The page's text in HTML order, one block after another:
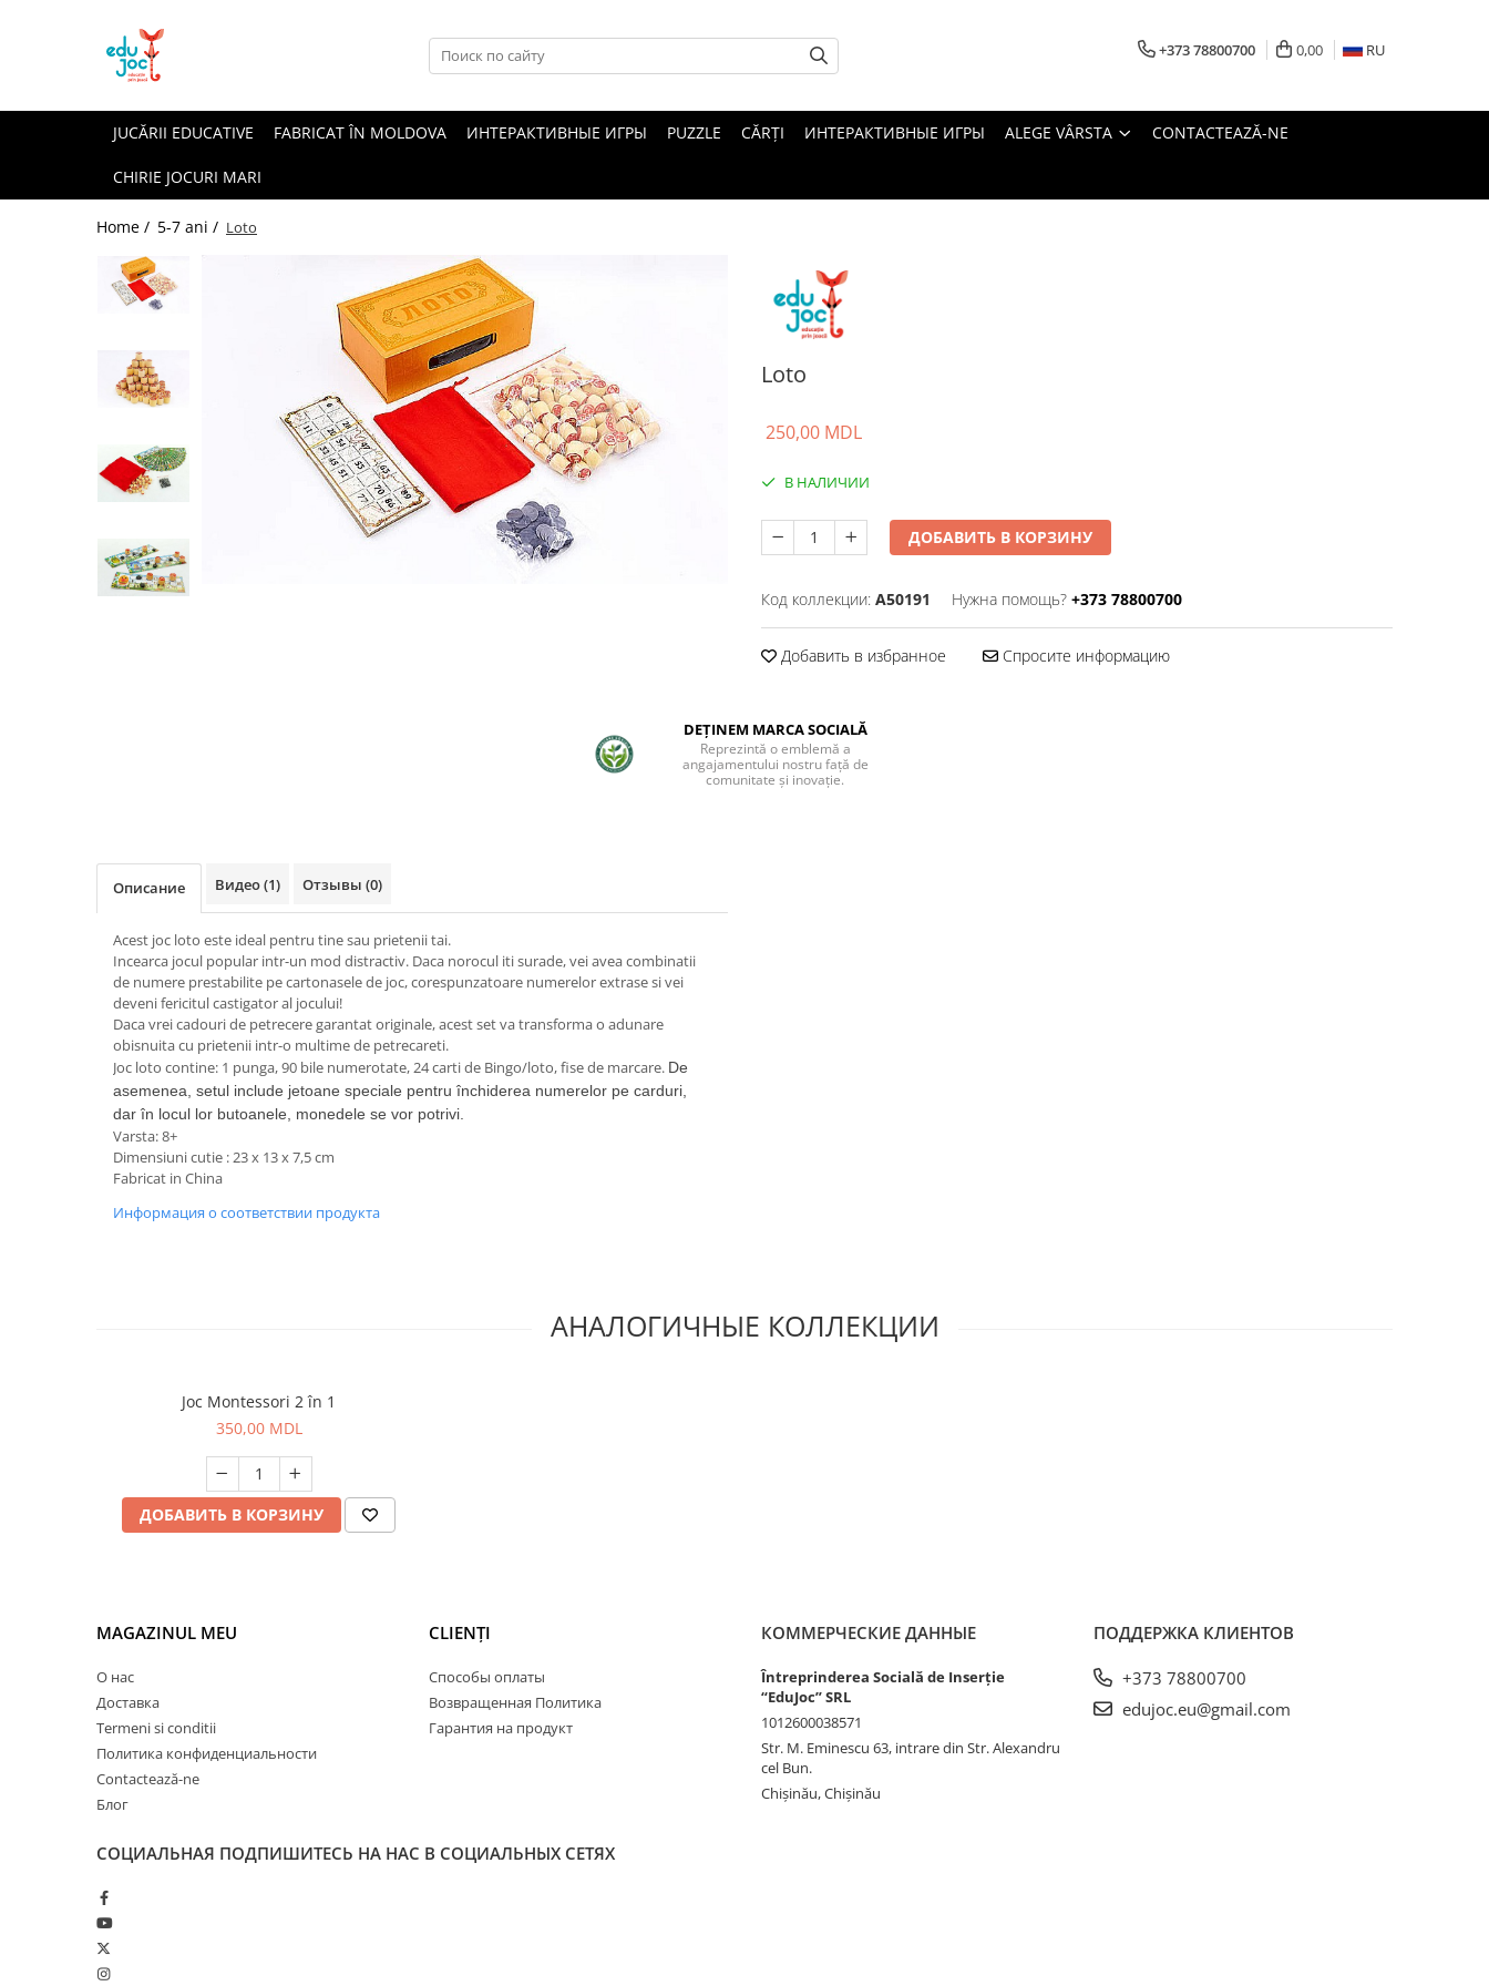
Alege Vârsta
+373 78800700 0,00 RU
JUCĂRII EDUCATIVE FABRICAT ÎN MOLDOVA ИНТЕРАКТИВНЫЕ ИГРЫ PUZZLE CĂRȚI ИНТЕРАКТИВНЫЕ ИГРЫ ALEGE VÂRSTA CONTACTEAZĂ-NE
CHIRIE JOCURI MARI
Home / 5-7 ani / Loto
Loto
250,00 MDL
В НАЛИЧИИ
ДОБАВИТЬ В КОРЗИНУ
Код коллекции: A50191 Нужна помощь? +373 78800700
Добавить в избранное Спросите информацию
DEȚINEM MARCA SOCIALĂ
Reprezintă o emblemă a
angajamentului nostru față de
comunitate și inovație.
Oписание Видео(1) Отзывы (0)
Acest joc loto este ideal pentru tine sau prietenii tai.
Incearca jocul popular intr-un mod distractiv. Daca norocul iti surade, vei avea combinatii
de numere prestabilite pe cartonasele de joc, corespunzatoare numerelor extrase si vei
deveni fericitul castigator al jocului!
Daca vrei cadouri de petrecere garantat originale, acest set va transforma o adunare
obisnuita cu prietenii intr-o multime de petrecareti.
Joc loto contine: 1 punga, 90 bile numerotate, 24 carti de Bingo/loto, fise de marcare. De
asemenea, setul include jetoane speciale pentru închiderea numerelor pe carduri,
dar în locul lor butoanele, monedele se vor potrivi.
Varsta: 8+
Dimensiuni cutie : 23 х 13 х 7,5 cm
Fabricat in China
Информация о соответствии продукта
АНАЛОГИЧНЫЕ КОЛЛЕКЦИИ
Joc Montessori 2 în 1
350,00 MDL
ДОБАВИТЬ В КОРЗИНУ
MAGAZINUL MEU
О нас
Доставка
Termeni si conditii
Политика конфиденциальности
Contactează-ne
Блог
CLIENȚI
Способы оплаты
Возвращенная Политика
Гарантия на продукт
КОММЕРЧЕСКИЕ ДАННЫЕ
Întreprinderea Socială de Inserție
“EduJoc” SRL
1012600038571
Str. M. Eminescu 63, intrare din Str. Alexandru
cel Bun.
Chișinău, Chișinău
ПОДДЕРЖКА КЛИЕНТОВ
+373 78800700
edujoc.eu@gmail.com
СОЦИАЛЬНАЯ ПОДПИШИТЕСЬ НА НАС В СОЦИАЛЬНЫХ СЕТЯХ